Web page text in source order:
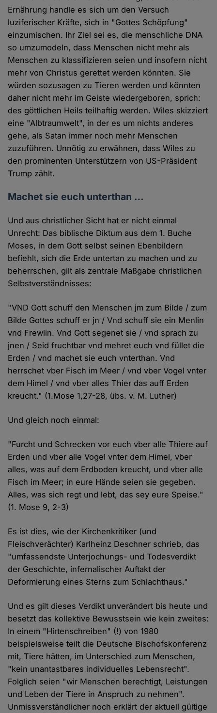
Ernährung handle es sich um den Versuch
luziferischer Kräfte, sich in "Gottes Schöpfung"
einzumischen. Ihr Ziel sei es, die menschliche DNA
so umzumodeln, dass Menschen nicht mehr als
Menschen zu klassifizieren seien und insofern nicht
mehr von Christus gerettet werden könnten. Sie
würden sozusagen zu Tieren werden und könnten
daher nicht mehr im Geiste wiedergeboren, sprich:
des göttlichen Heils teilhaftig werden. Wiles skizziert
eine "Albtraumwelt", in der es um nichts anderes
gehe, als Satan immer noch mehr Menschen
zuzuführen. Unnötig zu erwähnen, dass Wiles zu
den prominenten Unterstützern von US-Präsident
Trump zählt.
Machet sie euch unterthan …
Und aus christlicher Sicht hat er nicht einmal
Unrecht: Das biblische Diktum aus dem 1. Buche
Moses, in dem Gott selbst seinen Ebenbildern
befiehlt, sich die Erde untertan zu machen und zu
beherrschen, gilt als zentrale Maßgabe christlichen
Selbstverständnisses:
"VND Gott schuff den Menschen jm zum Bilde / zum
Bilde Gottes schuff er jn / Vnd schuff sie ein Menlin
vnd Frewlin. Vnd Gott segenet sie / vnd sprach zu
jnen / Seid fruchtbar vnd mehret euch vnd füllet die
Erden / vnd machet sie euch vnterthan. Vnd
herrschet vber Fisch im Meer / vnd vber Vogel vnter
dem Himel / vnd vber alles Thier das auff Erden
kreucht." (1.Mose 1,27-28, übs. v. M. Luther)
Und gleich noch einmal:
"Furcht und Schrecken vor euch vber alle Thiere auf
Erden und vber alle Vogel vnter dem Himel, vber
alles, was auf dem Erdboden kreucht, und vber alle
Fisch im Meer; in eure Hände seien sie gegeben.
Alles, was sich regt und lebt, das sey eure Speise."
(1. Mose 9, 2-3)
Es ist dies, wie der Kirchenkritiker (und
Fleischverächter) Karlheinz Deschner schrieb, das
"umfassendste Unterjochungs- und Todesverdikt
der Geschichte, infernalischer Auftakt der
Deformierung eines Sterns zum Schlachthaus."
Und es gilt dieses Verdikt unverändert bis heute und
besetzt das kollektive Bewusstsein wie kein zweites:
In einem "Hirtenschreiben" (!) von 1980
beispielsweise teilt die Deutsche Bischofskonferenz
mit, Tiere hätten, im Unterschied zum Menschen,
"kein unantastbares individuelles Lebensrecht".
Folglich seien "wir Menschen berechtigt, Leistungen
und Leben der Tiere in Anspruch zu nehmen".
Unmissverständlicher noch erklärt der aktuell gültige